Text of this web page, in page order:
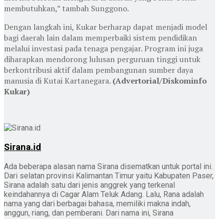
membutuhkan,” tambah Sunggono.
Dengan langkah ini, Kukar berharap dapat menjadi model
bagi daerah lain dalam memperbaiki sistem pendidikan
melalui investasi pada tenaga pengajar. Program ini juga
diharapkan mendorong lulusan perguruan tinggi untuk
berkontribusi aktif dalam pembangunan sumber daya
manusia di Kutai Kartanegara. (Advertorial/Diskominfo
Kukar)
Sirana.id
Ada beberapa alasan nama Sirana disematkan untuk portal ini.
Dari selatan provinsi Kalimantan Timur yaitu Kabupaten Paser,
Sirana adalah satu dari jenis anggrek yang terkenal
keindahannya di Cagar Alam Teluk Adang. Lalu, Rana adalah
nama yang dari berbagai bahasa, memiliki makna indah,
anggun, riang, dan pemberani. Dari nama ini, Sirana